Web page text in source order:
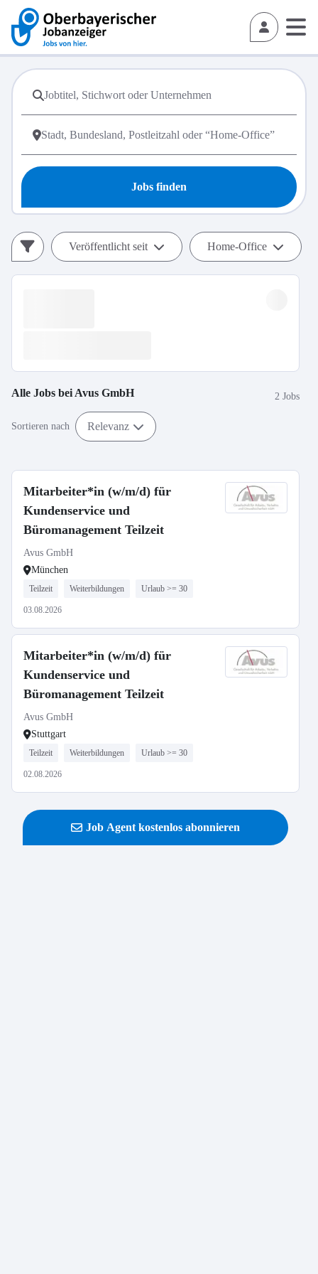
Jobs finden
Veröffentlicht seit Home-Office
Alle Jobs bei Avus GmbH 2 Jobs
Sortieren nach Relevanz
Mitarbeiter*in (w/m/d) für
Kundenservice und
Büromanagement Teilzeit
Avus GmbH
München
Teilzeit Weiterbildungen Urlaub >= 30
03.08.2026
Mitarbeiter*in (w/m/d) für
Kundenservice und
Büromanagement Teilzeit
Avus GmbH
Stuttgart
Teilzeit Weiterbildungen Urlaub >= 30
02.08.2026
Job Agent kostenlos abonnieren